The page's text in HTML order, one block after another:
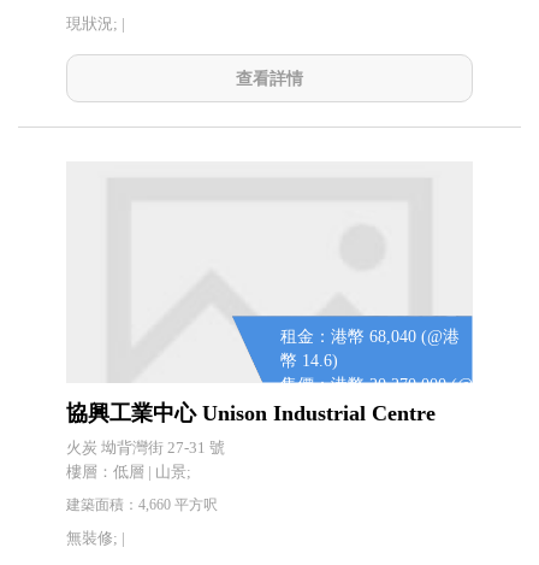
現狀況; |
查看詳情
租金：港幣 68,040 (@港
幣 14.6)
售價：港幣 20,270,000 (@
港幣 4,350)
協興工業中心 Unison Industrial Centre
火炭 坳背灣街 27-31 號
樓層：低層 | 山景;
建築面積：4,660 平方呎
無裝修; |